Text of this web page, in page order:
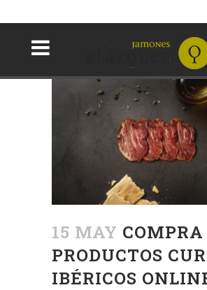
15 MAY COMPRA
PRODUCTOS
IBÉRICOS